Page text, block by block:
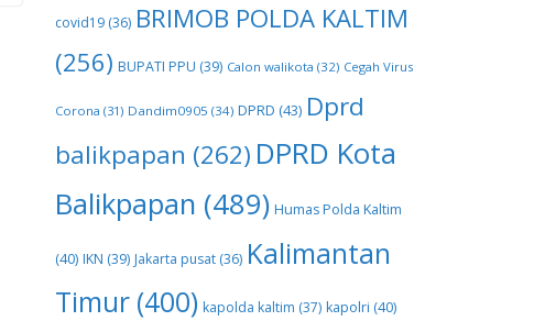
covid19 (36) BRIMOB POLDA KALTIM
(256) BUPATI PPU (39) Calon walikota (32) Cegah Virus
Corona (31) Dandim0905 (34) DPRD (43) Dprd
balikpapan (262) DPRD Kota
Balikpapan (489) Humas Polda Kaltim
(40) IKN (39) Jakarta pusat (36) Kalimantan
Timur (400) kapolda kaltim (37) kapolri (40)